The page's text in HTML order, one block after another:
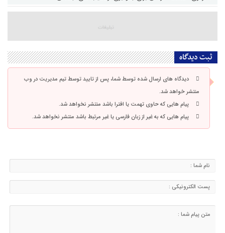
ثبت دیدگاه
دیدگاه های ارسال شده توسط شما، پس از تایید توسط تیم مدیریت در وب
منتشر خواهد شد.
پیام هایی که حاوی تهمت یا افترا باشد منتشر نخواهد شد.
پیام هایی که به غیر از زبان فارسی یا غیر مرتبط باشد منتشر نخواهد شد.